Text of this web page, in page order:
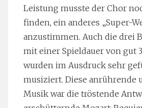
Leistung musste der Chor
finden, ein anderes „Super-
anzustimmen. Auch die drei
mit einer Spieldauer von gut
wurden im Ausdruck sehr
musiziert. Diese anrührende
Musik war die tröstende